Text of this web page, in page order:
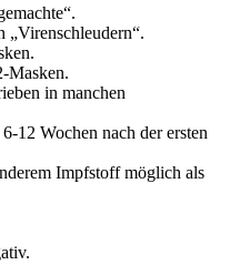
„Virenschleudern“.
Masken.
in manchen
12 Wochen nach der ersten
Impfstoff möglich als